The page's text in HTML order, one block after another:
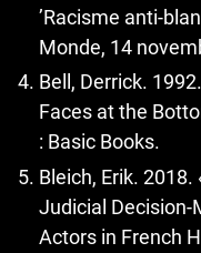
’Racisme anti-
Monde, 14
Bell, Derrick.
Faces at the
: Basic Books.
Bleich, Erik.
Judicial Decision-
Actors in French